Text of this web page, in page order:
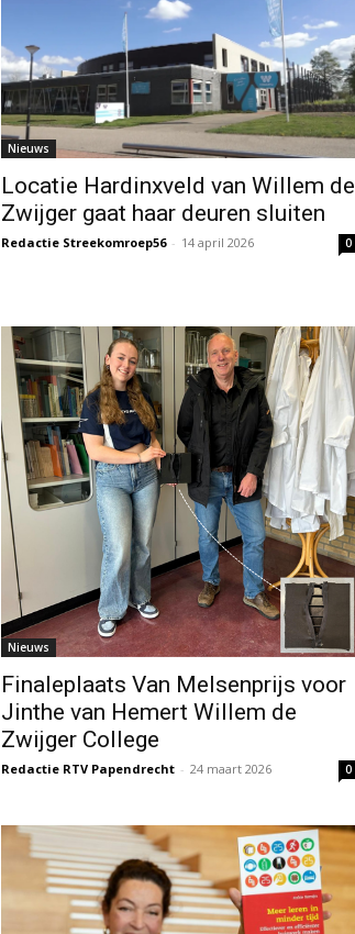
Nieuws
Locatie Hardinxveld van Willem de
Zwijger gaat haar deuren sluiten
Redactie Streekomroep56 - 14 april 2026 0
Nieuws
Finaleplaats Van Melsenprijs voor
Jinthe van Hemert Willem de
Zwijger College
Redactie RTV Papendrecht - 24 maart 2026 0